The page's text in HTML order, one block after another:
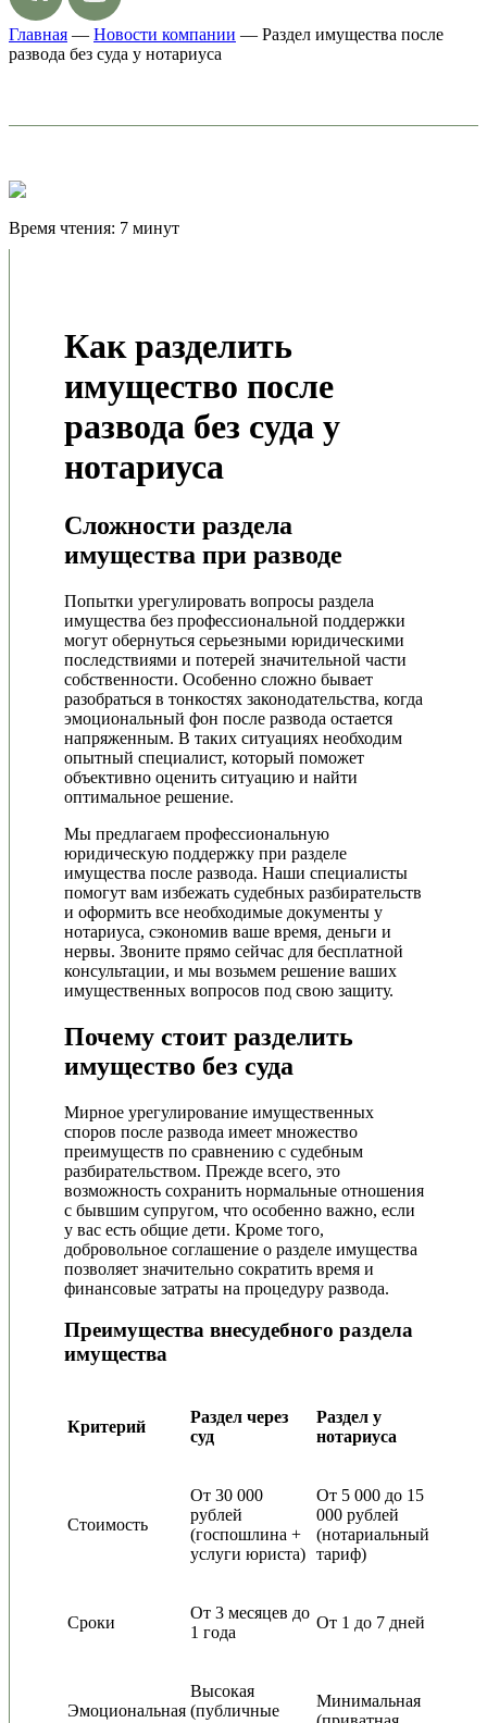
Главная — Новости компании — Раздел имущества после
развода без суда у нотариуса
Время чтения: 7 минут
Как разделить
имущество после
развода без суда у
нотариуса
Сложности раздела
имущества при разводе
Попытки урегулировать вопросы раздела
имущества без профессиональной поддержки
могут обернуться серьезными юридическими
последствиями и потерей значительной части
собственности. Особенно сложно бывает
разобраться в тонкостях законодательства, когда
эмоциональный фон после развода остается
напряженным. В таких ситуациях необходим
опытный специалист, который поможет
объективно оценить ситуацию и найти
оптимальное решение.
Мы предлагаем профессиональную
юридическую поддержку при разделе
имущества после развода. Наши специалисты
помогут вам избежать судебных разбирательств
и оформить все необходимые документы у
нотариуса, сэкономив ваше время, деньги и
нервы. Звоните прямо сейчас для бесплатной
консультации, и мы возьмем решение ваших
имущественных вопросов под свою защиту.
Почему стоит разделить
имущество без суда
Мирное урегулирование имущественных
споров после развода имеет множество
преимуществ по сравнению с судебным
разбирательством. Прежде всего, это
возможность сохранить нормальные отношения
с бывшим супругом, что особенно важно, если
у вас есть общие дети. Кроме того,
добровольное соглашение о разделе имущества
позволяет значительно сократить время и
финансовые затраты на процедуру развода.
Преимущества внесудебного раздела
имущества
Критерий
Раздел через
суд
Раздел у
нотариуса
Стоимость
От 30 000
рублей
(госпошлина +
услуги юриста)
От 5 000 до 15
000 рублей
(нотариальный
тариф)
Сроки
От 3 месяцев до
1 года
От 1 до 7 дней
Эмоциональная
Высокая
(публичные
Минимальная